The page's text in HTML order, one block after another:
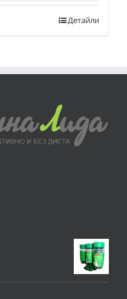
Детайли